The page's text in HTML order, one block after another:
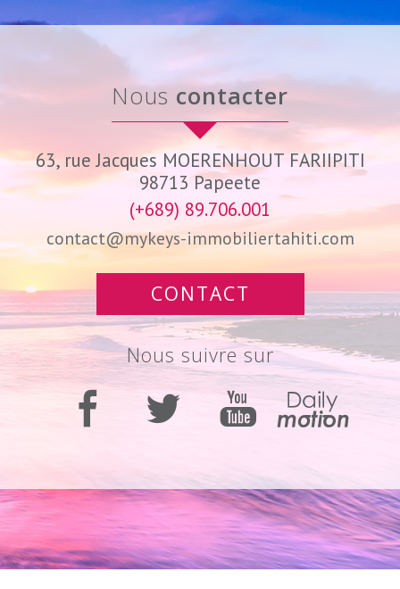
nous contacter
63, rue Jacques MOERENHOUT FARIIPITI
98713 Papeete
(+689) 89.706.001
contact@mykeys-immobiliertahiti.com
CONTACT
nous suivre sur